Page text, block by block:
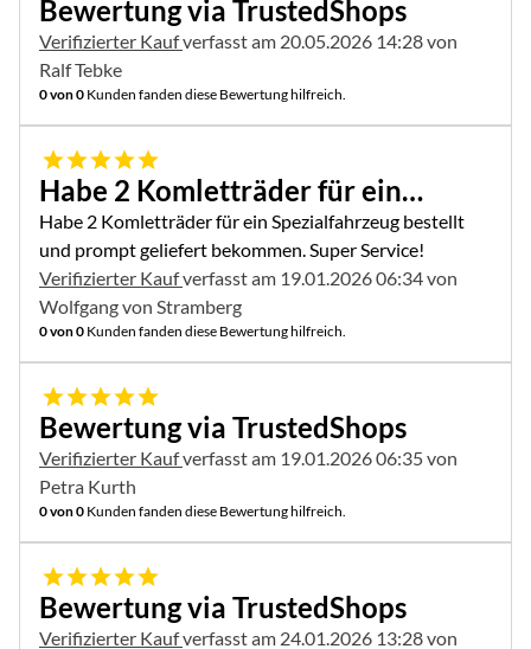
Bewertung via TrustedShops
Verifizierter Kaufverfasst am 20.05.2026 14:28 von
Ralf Tebke
0 von 0 Kunden fanden diese Bewertung hilfreich.
5 von 5
Habe 2 Komletträder für ein…
Habe 2 Komletträder für ein Spezialfahrzeug bestellt
und prompt geliefert bekommen. Super Service!
Verifizierter Kaufverfasst am 19.01.2026 06:34 von
Wolfgang von Stramberg
0 von 0 Kunden fanden diese Bewertung hilfreich.
5 von 5
Bewertung via TrustedShops
Verifizierter Kaufverfasst am 19.01.2026 06:35 von
Petra Kurth
0 von 0 Kunden fanden diese Bewertung hilfreich.
5 von 5
Bewertung via TrustedShops
Verifizierter Kaufverfasst am 24.01.2026 13:28 von